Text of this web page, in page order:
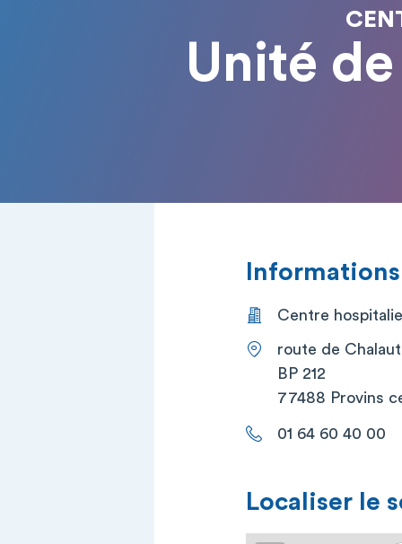
Unité
Centre
route de
BP 212
77488 Provins
01 64 60 40 00
Localiser le